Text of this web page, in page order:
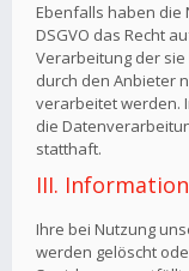
Ebenfalls haben die
DSGVO das Recht
Verarbeitung der
durch den Anbieter
verarbeitet werden.
die
statthaft.
III.
Ihre bei Nutzung
werden gelöscht